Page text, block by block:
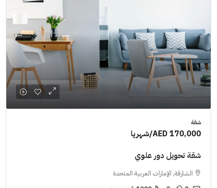
شقة
AED 170,000/شهريا
شقة تحويل دور علوي
الشارقة, الإمارات العربية المتحدة